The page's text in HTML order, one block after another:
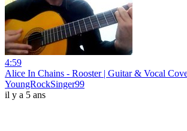
4:59
Alice In Chains - Rooster | Guitar & Vocal
YoungRockSinger99
il y a 5 ans